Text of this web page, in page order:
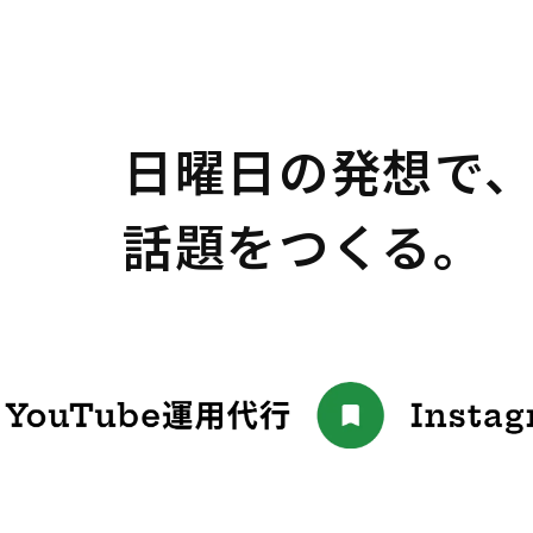
日曜日の発想で
話題をつくる。